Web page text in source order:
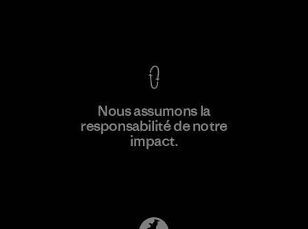
Nous assumons la
responsabilité de notre
impact.